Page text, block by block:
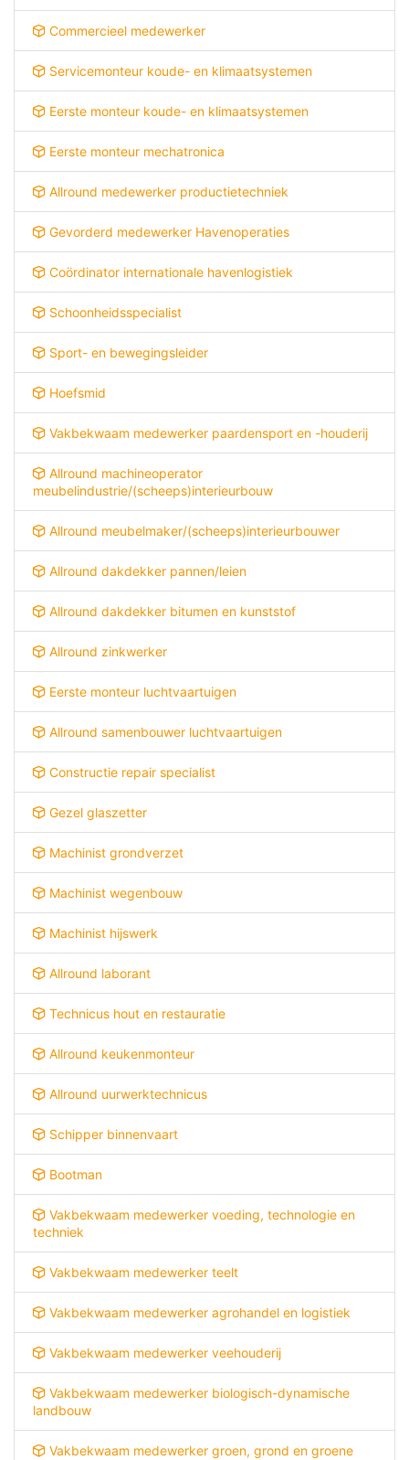
Commercieel medewerker
Servicemonteur koude- en klimaatsystemen
Eerste monteur koude- en klimaatsystemen
Eerste monteur mechatronica
Allround medewerker productietechniek
Gevorderd medewerker Havenoperaties
Coördinator internationale havenlogistiek
Schoonheidsspecialist
Sport- en bewegingsleider
Hoefsmid
Vakbekwaam medewerker paardensport en -houderij
Allround machineoperator
meubelindustrie/(scheeps)interieurbouw
Allround meubelmaker/(scheeps)interieurbouwer
Allround dakdekker pannen/leien
Allround dakdekker bitumen en kunststof
Allround zinkwerker
Eerste monteur luchtvaartuigen
Allround samenbouwer luchtvaartuigen
Constructie repair specialist
Gezel glaszetter
Machinist grondverzet
Machinist wegenbouw
Machinist hijswerk
Allround laborant
Technicus hout en restauratie
Allround keukenmonteur
Allround uurwerktechnicus
Schipper binnenvaart
Bootman
Vakbekwaam medewerker voeding, technologie en
techniek
Vakbekwaam medewerker teelt
Vakbekwaam medewerker agrohandel en logistiek
Vakbekwaam medewerker veehouderij
Vakbekwaam medewerker biologisch-dynamische
landbouw
Vakbekwaam medewerker groen, grond en groene